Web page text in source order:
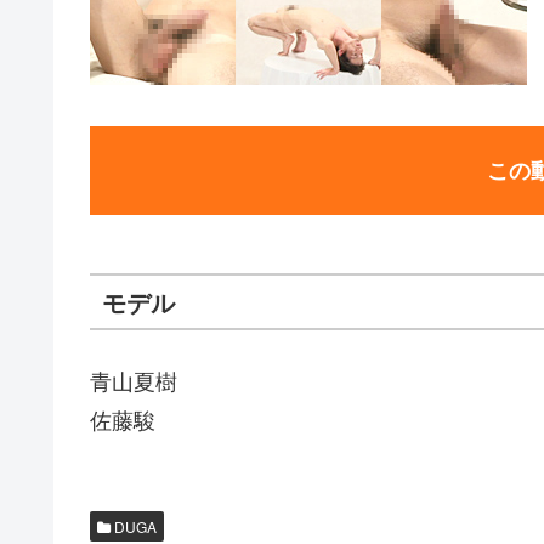
この
モデル
青山夏樹
佐藤駿
DUGA